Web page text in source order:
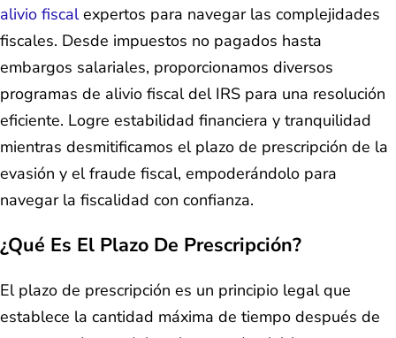
alivio fiscalexpertos para navegar las complejidades
fiscales. Desde impuestos no pagados hasta
embargos salariales, proporcionamos diversos
programas de alivio fiscal del IRS para una resolución
eficiente. Logre estabilidad financiera y tranquilidad
mientras desmitificamos el plazo de prescripción de la
evasión y el fraude fiscal, empoderándolo para
navegar la fiscalidad con confianza.
¿Qué Es El Plazo De Prescripción?
El plazo de prescripción es un principio legal que
establece la cantidad máxima de tiempo después de